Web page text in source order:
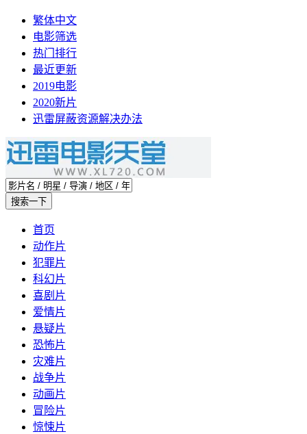
繁体中文
电影筛选
热门排行
最近更新
2019电影
2020新片
迅雷屏蔽资源解决办法
首页
动作片
犯罪片
科幻片
喜剧片
爱情片
悬疑片
恐怖片
灾难片
战争片
动画片
冒险片
惊悚片